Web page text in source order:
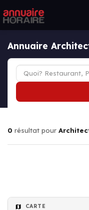
Annuaire
0 résultat pour
CARTE